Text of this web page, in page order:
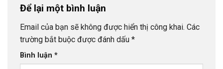
Để lại một bình luận
Email của bạn sẽ không được hiển thị công khai. Các
trường bắt buộc được đánh dấu *
Bình luận *